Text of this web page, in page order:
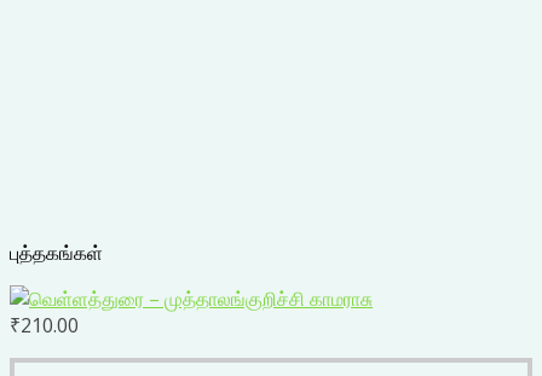
புத்தகங்கள்
₹210.00